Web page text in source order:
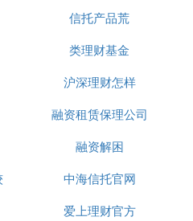
云和私有云基础设施以外
包括私有云、多云管理以
功能，OneCloud将VMwa
IT基础设施及私有云和多
一到了一个全新的平台
信托产品荒
类理财基金
沪深理财怎样
融资租赁保理公司
融资解困
中海信托官网
爱上理财官方